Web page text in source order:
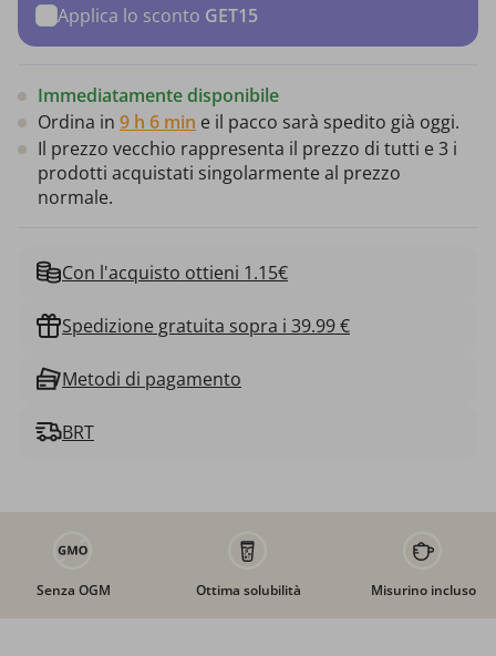
Applica lo sconto GET15
Immediatamente disponibile
Ordina in 9 h 6 min e il pacco sarà spedito già oggi.
Il prezzo vecchio rappresenta il prezzo di tutti e 3 i
prodotti acquistati singolarmente al prezzo
normale.
Con l'acquisto ottieni 1.15€
Spedizione gratuita sopra i 39.99 €
Metodi di pagamento
BRT
Senza OGM Ottima solubilità Misurino incluso